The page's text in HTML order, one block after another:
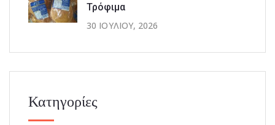
Τρόφιμα
30 ΙΟΥΛΊΟΥ, 2026
Κατηγορίες